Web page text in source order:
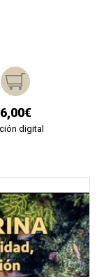
6,00€
digital